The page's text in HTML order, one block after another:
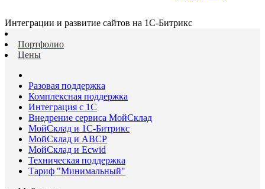
Интеграции и развитие сайтов на 1С-Битрикс
Портфолио
Цены
Разовая поддержка
Комплексная поддержка
Интеграция с 1С
Внедрение сервиса МойСклад
МойСклад и 1С-Битрикс
МойСклад и ABCP
МойСклад и Ecwid
Техническая поддержка
Тариф "Минимальный"